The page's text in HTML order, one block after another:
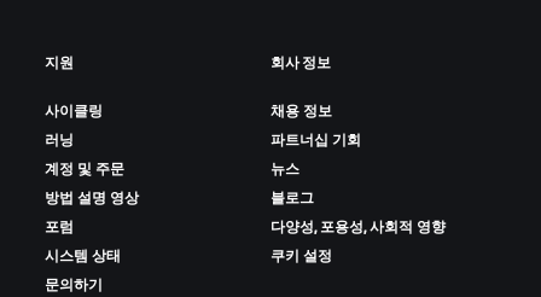
지원
사이클링
러닝
계정 및 주문
방법 설명 영상
포럼
시스템 상태
문의하기
회사 정보
채용 정보
파트너십 기회
뉴스
블로그
다양성, 포용성, 사회적 영향
쿠키 설정